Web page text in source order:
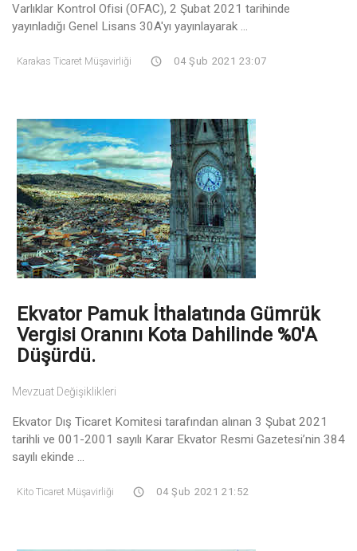
Varlıklar Kontrol Ofisi (OFAC), 2 Şubat 2021 tarihinde
yayınladığı Genel Lisans 30A'yı yayınlayarak ...
Karakas Ticaret Müşavirliği 04 Şub 2021 23:07
Ekvator Pamuk İthalatında Gümrük
Vergisi Oranını Kota Dahilinde %0'a
Düşürdü.
Mevzuat Değişiklikleri
Ekvator Dış Ticaret Komitesi tarafından alınan 3 Şubat 2021
tarihli ve 001-2001 sayılı Karar Ekvator Resmi Gazetesi’nin 384
sayılı ekinde ...
Kito Ticaret Müşavirliği 04 Şub 2021 21:52